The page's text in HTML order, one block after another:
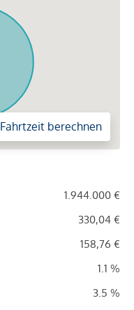
Fahrtzeit berechnen
1.944.000 €
330,04 €
158,76 €
1.1 %
3.5 %